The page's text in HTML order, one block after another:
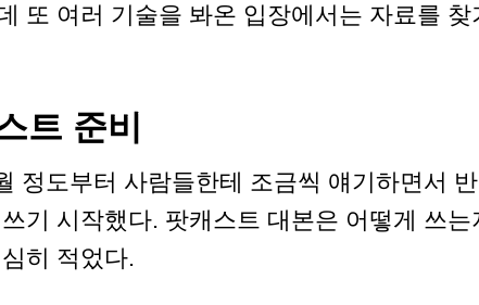
또 여러 기술을 봐온 입장에서는 자료를
트 준비
정도부터 사람들한테 조금씩 얘기하면서
기 시작했다. 팟캐스트 대본은 어떻게 쓰
히 적었다.